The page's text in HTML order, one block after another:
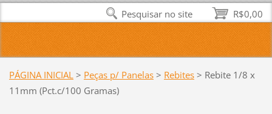
PÁGINA INICIAL > Peças p/ Panelas > Rebites > Rebite 1/8 x
11mm (Pct.c/100 Gramas)
R$0,00
Pesquisar no site